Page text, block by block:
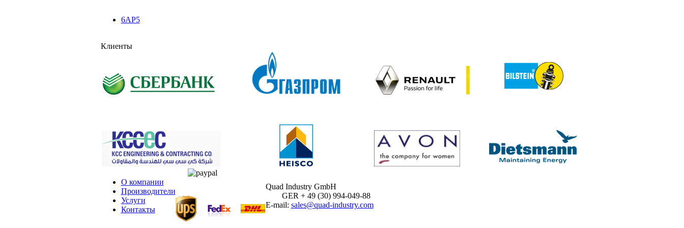
6AP5
Клиенты
О компании
Производители
Услуги
Контакты
Quad Industry GmbH
GER + 49 (30) 994-049-88
E-mail: sales@quad-industry.com